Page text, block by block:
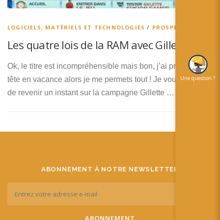
Español
LOGICIELS, MATÉRIELS ET TECHNOLOGIES / PROSPECTIVES
Les quatre lois de la RAM avec Gillette
Ok, le titre est incompréhensible mais bon, j’ai presque la
tête en vacance alors je me permets tout ! Je vous propose
de revenir un instant sur la campagne Gillette …
ABONNEMENT À NOTRE NEWSLETTER
Une question ?